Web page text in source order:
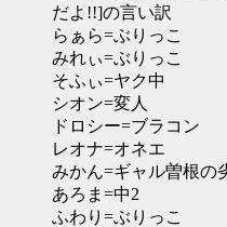
だよ!!]の言い訳
らぁら=ぶりっこ
みれぃ=ぶりっこ
そふぃ=ヤク中
シオン=変人
ドロシー=ブラコン
レオナ=オネエ
みかん=ギャル曽根の
あろま=中2
ふわり=ぶりっこ